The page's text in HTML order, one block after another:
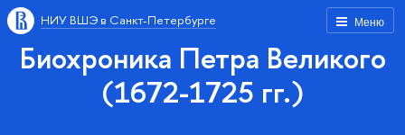
Меню
НИУ ВШЭ в Санкт-Петербурге
Биохроника Петра Великого
(1672-1725 гг.)